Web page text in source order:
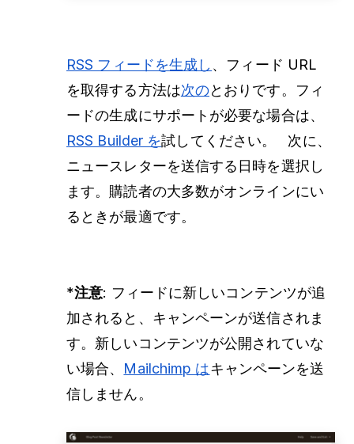
RSS フィードを生成し 、フィード URL
を取得する方法は次のとおりです。フィ
ードの生成にサポートが必要な場合は、
RSS Builder を試してください。 次に、
ニュースレターを送信する日時を選択し
ます。購読者の大多数がオンラインにい
るときが最適です。
*注意: フィードに新しいコンテンツが追
加されると、キャンペーンが送信されま
す。新しいコンテンツが公開されていな
い場合、 Mailchimp はキャンペーンを送
信しません。